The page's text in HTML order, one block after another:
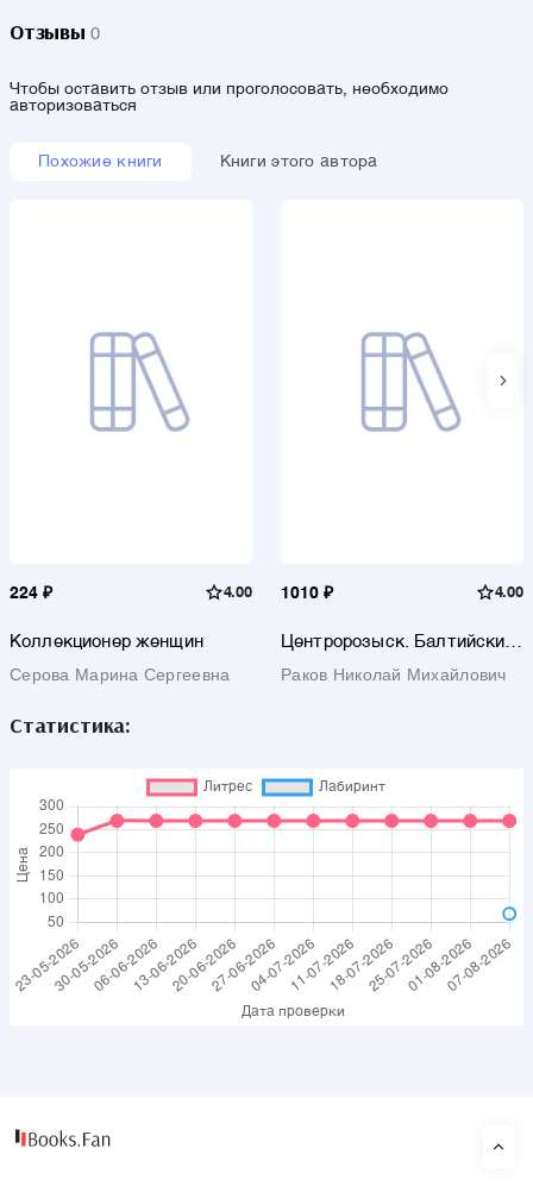
Отзывы 0
Чтобы оставить отзыв или проголосовать, необходимо
авторизоваться
Похожие книги Книги этого автора
224 ₽ 4.00
Коллекционер женщин
Серова Марина Сергеевна
1010 ₽ 4.00
Центророзыск. Балтийский
Раков Николай Михайлович
Статистика: